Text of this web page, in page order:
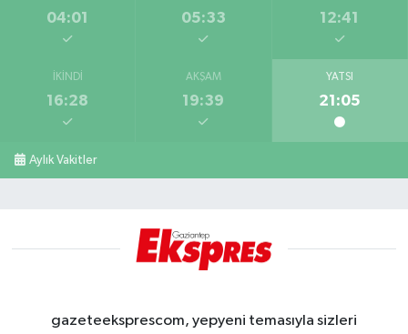
04:01 05:33 12:41
İKINDI
16:28
AKŞAM
19:39
YATSI
21:05
Aylık Vakitler
gazeteeksprescom, yepyeni temasıyla sizleri